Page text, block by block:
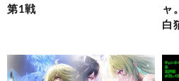
第1戦
ャ
白